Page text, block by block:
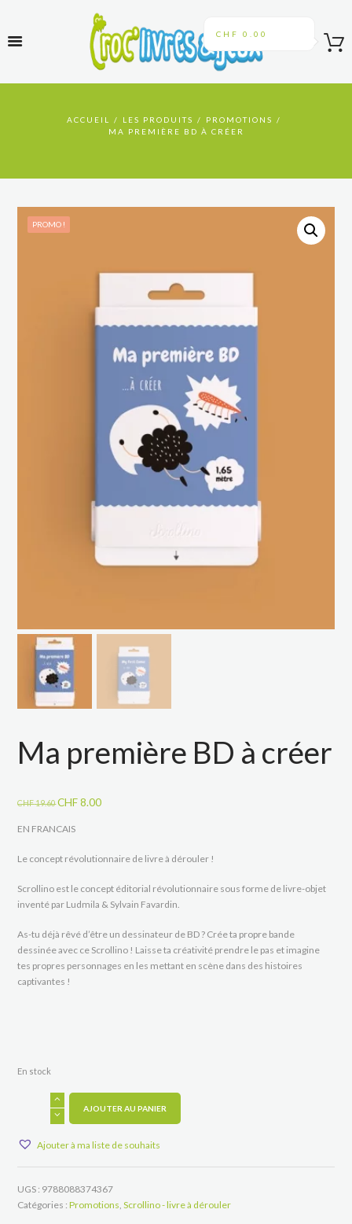
CHF 0.00
ACCUEIL LES PRODUITS
PROMOTIONS
MA PREMIÈRE BD À CRÉER
PROMO !
Ma première BD à créer
CHF19.60Le
initial
CHF 19.60.
CHF8.00Le
CHF 8.00.
EN FRANCAIS
Le concept révolutionnaire de livre à dérouler !
Scrollino est le concept éditorial révolutionnaire sous forme de livre-objet
inventé par Ludmila & Sylvain Favardin.
As-tu déjà rêvé d’être un dessinateur de BD ? Crée ta propre bande
dessinée avec ce Scrollino ! Laisse ta créativité prendre le pas et imagine
tes propres personnages en les mettant en scène dans des histoires
captivantes !
En stock
BD
créer
AJOUTER AU PANIER
Ajouter à ma liste de souhaits
UGS : 9788088374367
Catégories :Promotions,Scrollino - livre à dérouler